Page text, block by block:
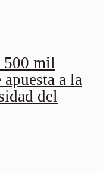
500 mil
a la
del